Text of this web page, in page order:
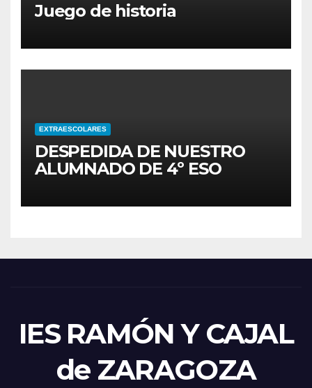
Juego de historia
EXTRAESCOLARES
DESPEDIDA DE NUESTRO
ALUMNADO DE 4º ESO
IES RAMÓN Y CAJAL
de ZARAGOZA